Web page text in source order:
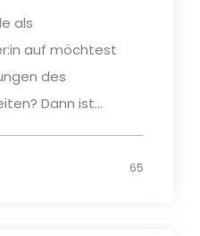
als
auf möchtest
des
Dann ist...
65